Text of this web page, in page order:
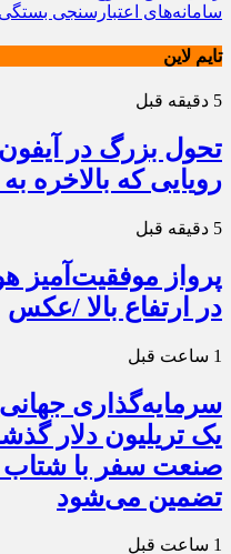
سامانه‌های اعتبارسنجی
تایم لاین
5 دقیقه قبل
رویایی که بالاخره
5 دقیقه قبل
پرواز موفقیت‌آمیز
در ارتفاع بالا /عکس
1 ساعت قبل
سرمایه‌گذاری
صنعت سفر با شتاب
تضمین می‌شود
1 ساعت قبل